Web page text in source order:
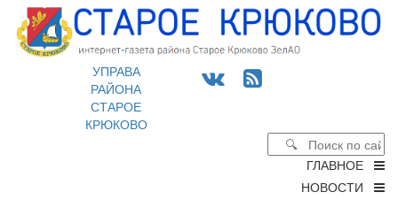
УПРАВА
РАЙОНА
СТАРОЕ
КРЮКОВО
ГЛАВНОЕ
НОВОСТИ